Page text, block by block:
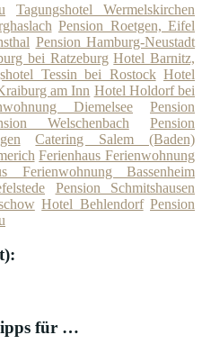
Tagungshotel Wermelskirchen
Pension Roetgen, Eifel
Pension Hamburg-Neustadt
bei Ratzeburg Hotel Barnitz,
Tessin bei Rostock Hotel
am Inn Hotel Holdorf bei
Diemelsee
Pension
Welschenbach
Pension
Catering Salem (Baden)
Ferienhaus Ferienwohnung
Ferienwohnung Bassenheim
Pension Schmitshausen
Hotel Behlendorf Pension
für …